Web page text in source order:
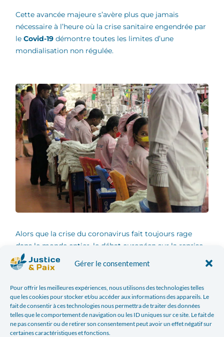
Gérer le consentement
Pour offrir les meilleures expériences, nous utilisons des technologies telles
que les cookies pour stocker et/ou accéder aux informations des appareils. Le
fait de consentir à ces technologies nous permettra de traiter des données
telles que le comportement de navigation ou les ID uniques sur ce site. Le fait de
ne pas consentir ou de retirer son consentement peut avoir un effet négatif sur
certaines caractéristiques et fonctions.
Cette avancée majeure s’avère plus que jamais
nécessaire à l’heure où la crise sanitaire engendrée par
leCovid-19 démontre toutes les limites d’une
mondialisation non régulée.
Alors que la crise du coronavirus fait toujours rage
dans le monde entier, le débat européen sur la reprise
économique bat son plein. Le plan de relance sera vert
et équitable – c’est du moins ce que promet le Pacte
Leyen en décembre 2019. Mais il est un aspect
primordial que les responsables politiques ne doivent
pas perdre de vue dans ce débat afin de ne pas faire
fausse route. Il s’agit de l’impact qu’ont les entreprises